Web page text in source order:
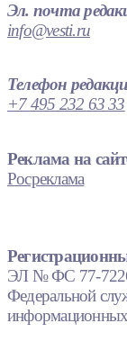
Эл. почта
info@vesti.ru
Телефон
+7 495 232 63 33
Реклама на
Росреклама
ЭЛ № ФС 77-
Федеральной